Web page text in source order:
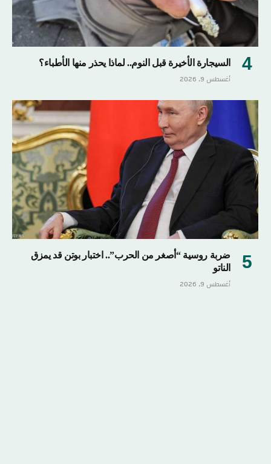
السيجارة الأخيرة قبل النوم.. لماذا يحذر منها الأطباء؟
أغسطس 9, 2026
ضربة روسية “أصغر من الحرب”.. اختبار بوتن قد يمزق
الناتو
أغسطس 9, 2026